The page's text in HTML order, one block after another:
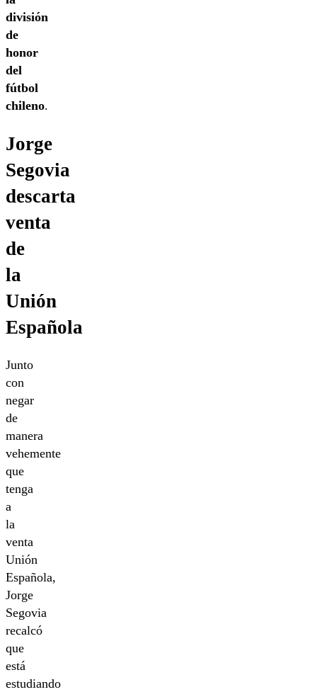
división
de
honor
del
fútbol
chileno.
Jorge
Segovia
descarta
venta
de
la
Unión
Española
Junto
con
negar
de
manera
vehemente
que
tenga
a
la
venta
Unión
Española,
Jorge
Segovia
recalcó
que
está
estudiando